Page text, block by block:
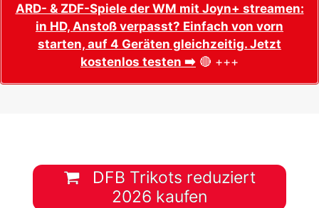
ARD- & ZDF-Spiele der WM mit Joyn+ streamen:
in HD, Anstoß verpasst? Einfach von vorn
starten, auf 4 Geräten gleichzeitig. Jetzt
kostenlos testen ➡️ 🔴 +++
DFB Trikots reduziert
2026 kaufen